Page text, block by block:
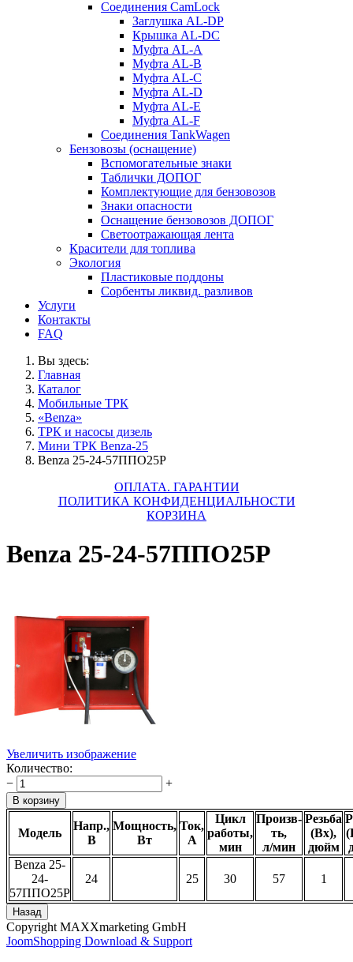
Соединения CamLock
Заглушка AL-DP
Крышка AL-DC
Муфта AL-A
Муфта AL-B
Муфта AL-C
Муфта AL-D
Муфта AL-E
Муфта AL-F
Соединения TankWagen
Бензовозы (оснащение)
Вспомогательные знаки
Таблички ДОПОГ
Комплектующие для бензовозов
Знаки опасности
Оснащение бензовозов ДОПОГ
Светоотражающая лента
Красители для топлива
Экология
Пластиковые поддоны
Сорбенты ликвид. разливов
Услуги
Контакты
FAQ
Вы здесь:
Главная
Каталог
Мобильные ТРК
«Benza»
ТРК и насосы дизель
Мини ТРК Benza-25
Benza 25-24-57ППО25Р
ОПЛАТА. ГАРАНТИИ
ПОЛИТИКА КОНФИДЕНЦИАЛЬНОСТИ
КОРЗИНА
Benza 25-24-57ППО25Р
Увеличить изображение
Количество:
−
+
Модель
Напр.,
В
Мощность,
Вт
Ток,
А
Цикл
работы,
мин
Произв-
ть,
л/мин
Резьба
(Вх),
дюйм
Benza 25-
24-
57ППО25Р
24 25 30 57 1
Copyright MAXXmarketing GmbH
JoomShopping Download & Support